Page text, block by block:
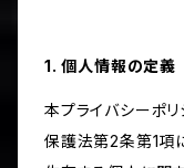
1. 個人情報の定義
本プライバシーポ
保護法第2条第1項